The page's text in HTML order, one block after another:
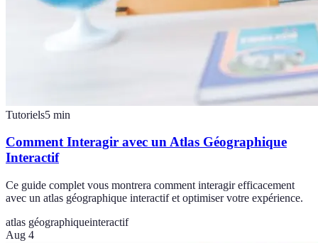
Tutoriels5 min
Comment Interagir avec un Atlas Géographique
Interactif
Ce guide complet vous montrera comment interagir efficacement
avec un atlas géographique interactif et optimiser votre expérience.
atlas géographiqueinteractif
Aug 4